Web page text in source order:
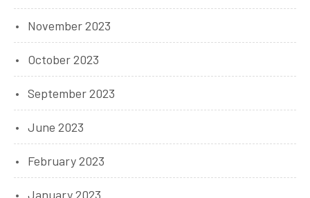
November 2023
October 2023
September 2023
June 2023
February 2023
January 2023